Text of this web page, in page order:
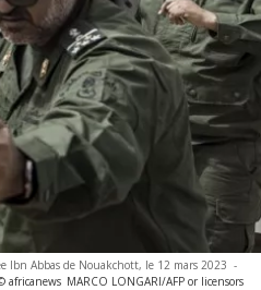
Abbas de Nouakchott, le 12 mars 2023 -
africanews MARCO LONGARI/AFP or licensors